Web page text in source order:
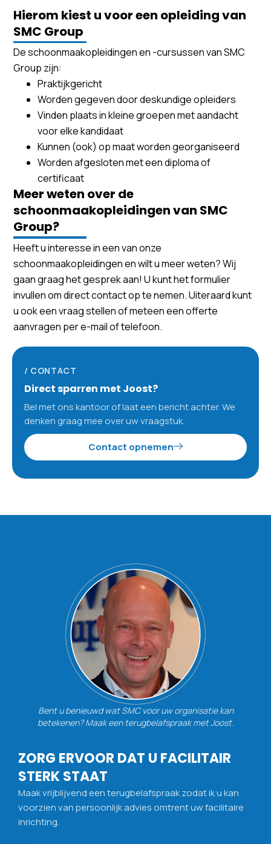
Hierom kiest u voor een opleiding van
SMC Group
De schoonmaakopleidingen en -cursussen van SMC
Group zijn:
Praktijkgericht
Worden gegeven door deskundige opleiders
Vinden plaats in kleine groepen met aandacht
voor elke kandidaat
Kunnen (ook) op maat worden georganiseerd
Worden afgesloten met een diploma of
certificaat
Meer weten over de
schoonmaakopleidingen van SMC
Group?
Heeft u interesse in een van onze
schoonmaakopleidingen en wilt u meer weten? Wij
gaan graag het gesprek aan! U kunt het formulier
invullen om direct contact op te nemen. Uiteraard kunt
u ook een vraag stellen of meteen een offerte
aanvragen per e-mail of telefoon.
/ CONTACT
Direct sparren met Joost?
Bel met ons kantoor of laat een bericht achter. We
denken graag mee over uw vraagstuk.
Contact opnemen
Bent u benieuwd wat SMC voor uw organisatie kan
betekenen? Maak een terugbelafspraak met Joost.
ZORG ERVOOR DAT U FACILITAIR
STERK STAAT
Maak vrijblijvend een terugbelafspraak zodat ik u kan
voorzien van persoonlijk advies omtrent uw facilitaire
inrichting.